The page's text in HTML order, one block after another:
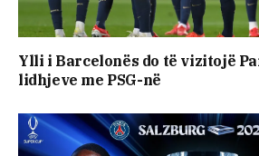
Ylli i Barcelonës do të vizitojë
lidhjeve me PSG-në